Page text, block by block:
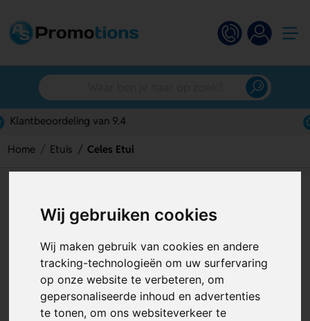
Wij gebruiken cookies
Wij maken gebruik van cookies en andere
tracking-technologieën om uw surfervaring
op onze website te verbeteren, om
gepersonaliseerde inhoud en advertenties
te tonen, om ons websiteverkeer te
Gratis digitaal ontwerp
Home Etuis Celes Etui
Artikelnummer:126440